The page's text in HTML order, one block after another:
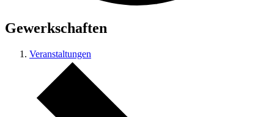
Gewerkschaften
Veranstaltungen